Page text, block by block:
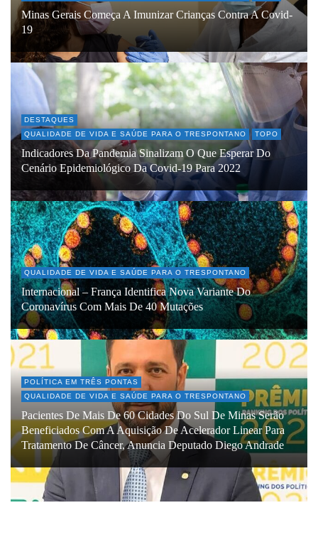
Minas Gerais Começa A Imunizar Crianças Contra A Covid-
19
DESTAQUES
QUALIDADE DE VIDA E SAÚDE PARA O TRESPONTANO
TOPO
Indicadores Da Pandemia Sinalizam O Que Esperar Do
Cenário Epidemiológico Da Covid-19 Para 2022
QUALIDADE DE VIDA E SAÚDE PARA O TRESPONTANO
Internacional – França Identifica Nova Variante Do
Coronavírus Com Mais De 40 Mutações
POLÍTICA EM TRÊS PONTAS
QUALIDADE DE VIDA E SAÚDE PARA O TRESPONTANO
Pacientes De Mais De 60 Cidades Do Sul De Minas Serão
Beneficiados Com A Aquisição De Acelerador Linear Para
Tratamento De Câncer, Anuncia Deputado Diego Andrade